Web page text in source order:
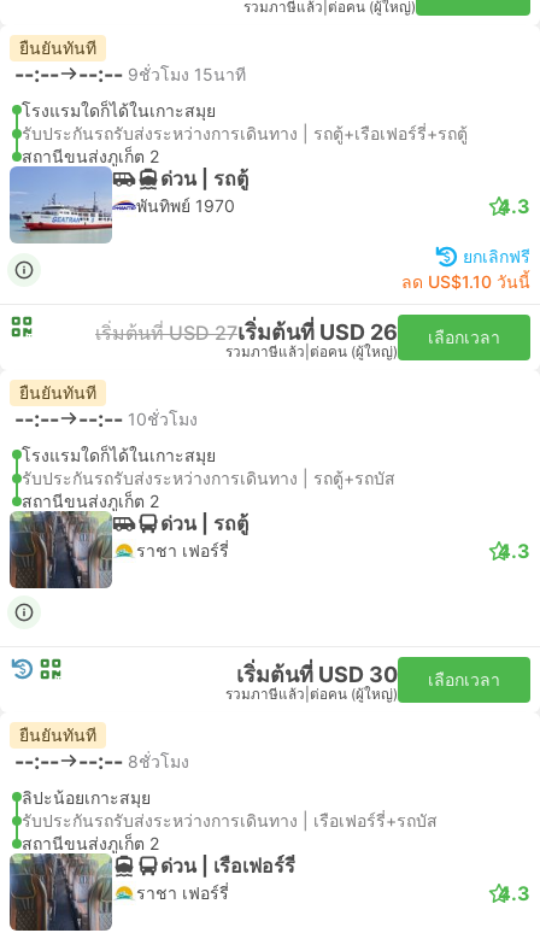
รวมภาษีแล้ว ต่อคน (ผู้ใหญ่)
ยืนยันทันที
--:-- --:-- 9ชั่วโมง 15นาที
โรงแรมใดก็ได้ในเกาะสมุย
รับประกันรถรับส่งระหว่างการเดินทาง | รถตู้+เรือเฟอร์รี่+รถตู้
สถานีขนส่งภูเก็ต 2
ด่วน | รถตู้
พันทิพย์ 1970 4.3
ยกเลิกฟรี
ลด US$1.10 วันนี้
เริ่มต้นที่ USD 27เริ่มต้นที่ USD 26
รวมภาษีแล้ว ต่อคน (ผู้ใหญ่)
เลือกเวลา
ยืนยันทันที
--:-- --:-- 10ชั่วโมง
โรงแรมใดก็ได้ในเกาะสมุย
รับประกันรถรับส่งระหว่างการเดินทาง | รถตู้+รถบัส
สถานีขนส่งภูเก็ต 2
ด่วน | รถตู้
ราชา เฟอร์รี่ 4.3
เริ่มต้นที่ USD 30
รวมภาษีแล้ว ต่อคน (ผู้ใหญ่)
เลือกเวลา
ยืนยันทันที
--:-- --:-- 8ชั่วโมง
ลิปะน้อยเกาะสมุย
รับประกันรถรับส่งระหว่างการเดินทาง | เรือเฟอร์รี่+รถบัส
สถานีขนส่งภูเก็ต 2
ด่วน | เรือเฟอร์รี่
ราชา เฟอร์รี่ 4.3